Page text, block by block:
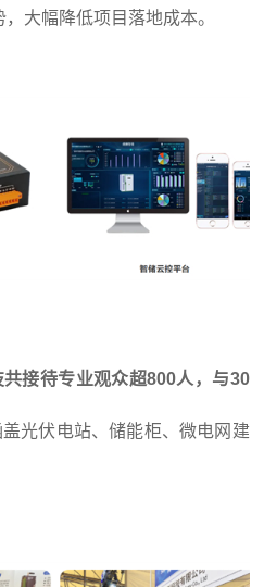
大幅降低项目落地成本。
共接待专业观众超800人，与30
盖光伏电站、储能柜、微电网建